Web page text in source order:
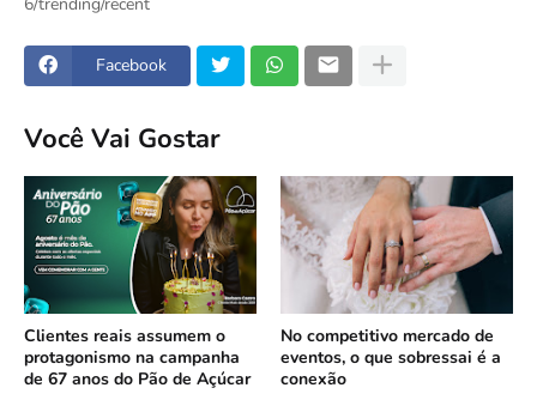
Facebook
Você Vai Gostar
Clientes reais assumem o
protagonismo na campanha
de 67 anos do Pão de Açúcar
No competitivo mercado de
eventos, o que sobressai é a
conexão